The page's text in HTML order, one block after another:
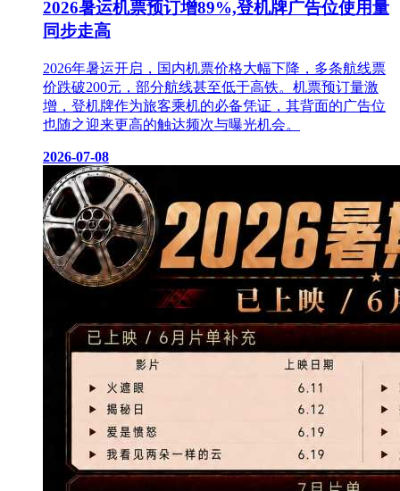
2026暑运机票预订增89%,登机牌广告位使用量
同步走高
2026年暑运开启，国内机票价格大幅下降，多条航线票
价跌破200元，部分航线甚至低于高铁。机票预订量激
增，登机牌作为旅客乘机的必备凭证，其背面的广告位
也随之迎来更高的触达频次与曝光机会。
2026-07-08